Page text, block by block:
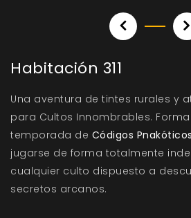
Habitación 311
Una aventura de tintes rurales y
para Cultos Innombrables.
temporada de Códigos Pnakóticos
jugarse de forma totalmente
cualquier culto dispuesto a
secretos arcanos.